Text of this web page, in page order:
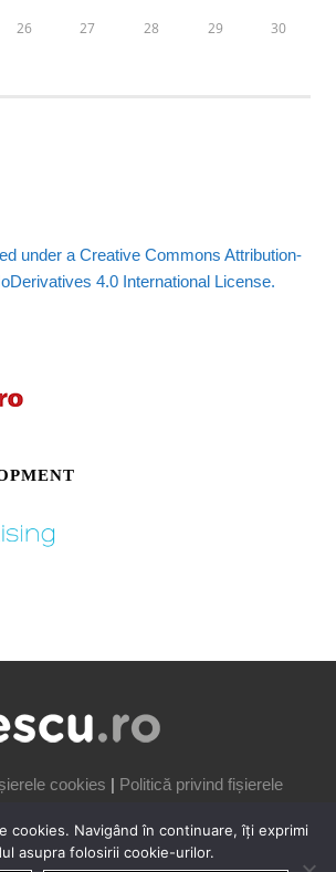
26 27 28 29 30
under a Creative Commons Attribution-
4.0 International License.
cookies | Politică privind fișierele
cookies. Navigând în continuare, îți exprimi
asupra folosirii cookie-urilor.